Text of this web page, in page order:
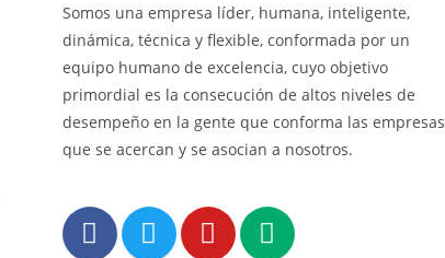
Somos una empresa líder, humana, inteligente,
dinámica, técnica y flexible, conformada por un
equipo humano de excelencia, cuyo objetivo
primordial es la consecución de altos niveles de
desempeño en la gente que conforma las empresas
que se acercan y se asocian a nosotros.